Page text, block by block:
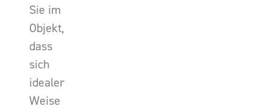
Sie im
Objekt,
dass
sich
idealer
Weise